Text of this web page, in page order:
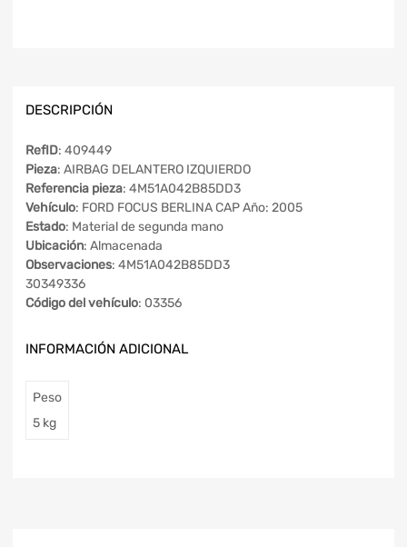
DESCRIPCIÓN
RefID: 409449
Pieza: AIRBAG DELANTERO IZQUIERDO
Referencia pieza: 4M51A042B85DD3
Vehículo: FORD FOCUS BERLINA CAP Año: 2005
Estado: Material de segunda mano
Ubicación: Almacenada
Observaciones: 4M51A042B85DD3
30349336
Código del vehículo: 03356
INFORMACIÓN ADICIONAL
Peso
5 kg